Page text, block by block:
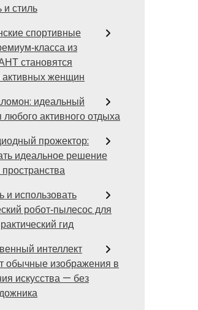
и стиль
спортивные
из
становятся
женщин
идеальный
любого активного отдыха
прожектор:
идеальное решение
и использовать
робот‑пылесос для
гид
интеллект
обычные изображения в
искусства — без